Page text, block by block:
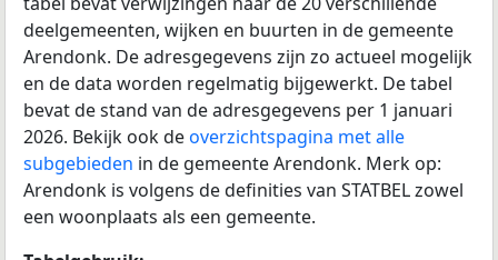
deelgemeenten, wijken en buurten in de gemeente
Arendonk. De adresgegevens zijn zo actueel mogelijk
en de data worden regelmatig bijgewerkt. De tabel
bevat de stand van de adresgegevens per 1 januari
2026. Bekijk ook deoverzichtspagina met alle
subgebieden in de gemeente Arendonk. Merk op:
Arendonk is volgens de definities van STATBEL zowel
een woonplaats als een gemeente.